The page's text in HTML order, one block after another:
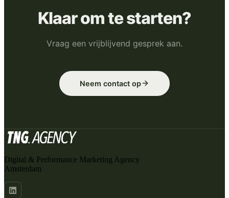
Klaar om te starten?
Vraag een vrijblijvend gesprek aan.
Neem contact op
Digital & Performance Marketing Agency
Amsterdam